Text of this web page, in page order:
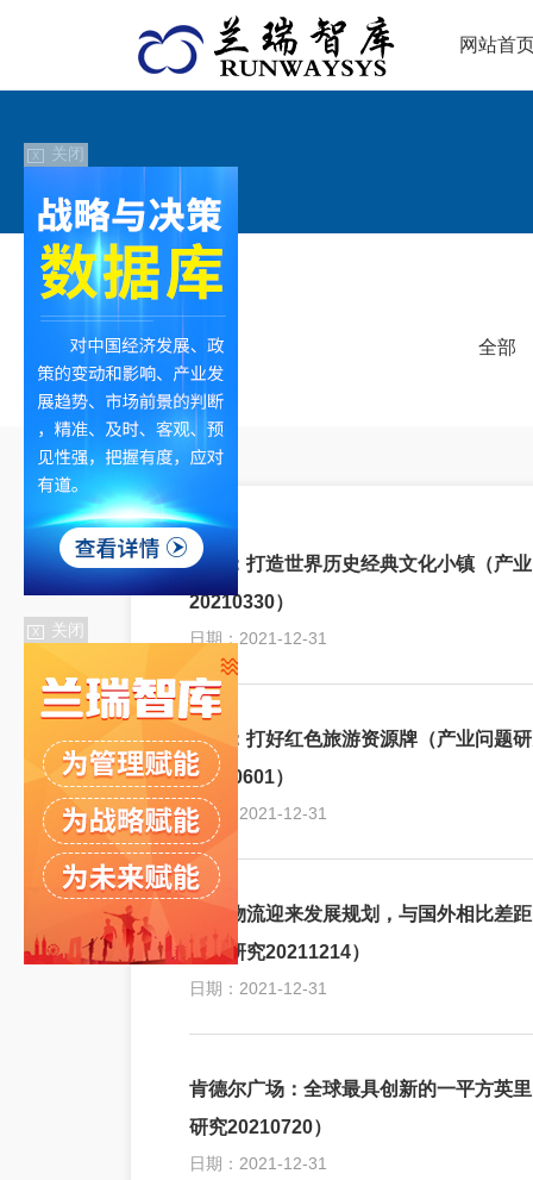
网站首
全部
龙泉：打造世界历史经典文化小镇（产
20210330）
日期：2021-12-31
临沂：打好红色旅游资源牌（产业问题
20210601）
日期：2021-12-31
冷链物流迎来发展规划，与国外相比差
问题研究20211214）
日期：2021-12-31
肯德尔广场：全球最具创新的一平方英
研究20210720）
日期：2021-12-31
X 关闭
X 关闭